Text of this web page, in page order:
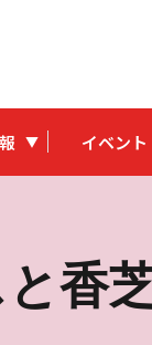
イベン
香